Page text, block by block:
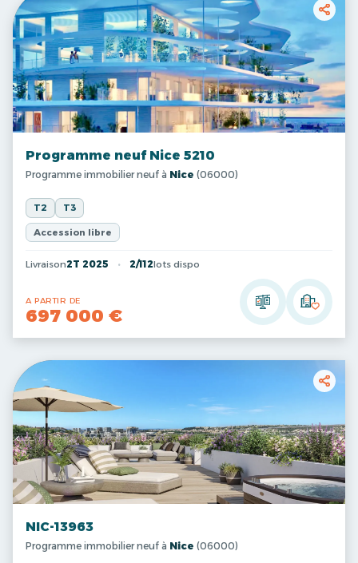
Programme neuf Nice 5210
Programme immobilier neuf à Nice (06000)
T2 T3
Accession libre
Livraison2T 2025 2/112lots dispo
A PARTIR DE
697 000 €
NIC-13963
Programme immobilier neuf à Nice (06000)